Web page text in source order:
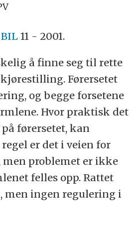
BIL11 - 2001.
å finne seg til rette
Førersetet
og begge forsetene
Hvor praktisk det
førersetet, kan
er det i veien for
men problemet er ikke
felles opp. Rattet
ingen regulering i